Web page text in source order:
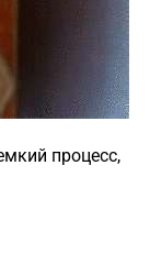
процесс,